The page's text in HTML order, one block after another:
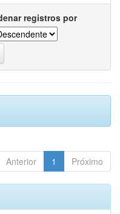
registros por
Anterior 1 Próximo